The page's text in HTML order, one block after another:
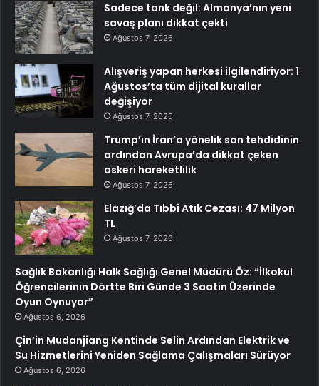
Sadece tank değil: Almanya’nın yeni
savaş planı dikkat çekti
Ağustos 7, 2026
Alışveriş yapan herkesi ilgilendiriyor: 1
Ağustos’ta tüm dijital kurallar
değişiyor
Ağustos 7, 2026
Trump’ın İran’a yönelik son tehdidinin
ardından Avrupa’da dikkat çeken
askeri hareketlilik
Ağustos 7, 2026
Elazığ’da Tıbbi Atık Cezası: 47 Milyon
TL
Ağustos 7, 2026
Sağlık Bakanlığı Halk Sağlığı Genel Müdürü Öz: “İlkokul
Öğrencilerinin Dörtte Biri Günde 3 Saatin Üzerinde
Oyun Oynuyor”
Ağustos 6, 2026
Çin’in Mudanjiang Kentinde Selin Ardından Elektrik ve
Su Hizmetlerini Yeniden Sağlama Çalışmaları Sürüyor
Ağustos 6, 2026